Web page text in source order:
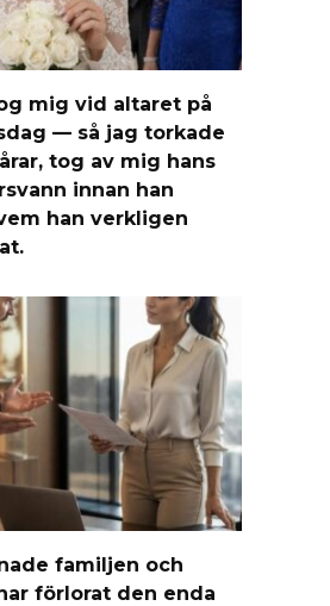
mig vid altaret på
— så jag torkade
tog av mig hans
innan han
han verkligen
familjen och
förlorat den enda